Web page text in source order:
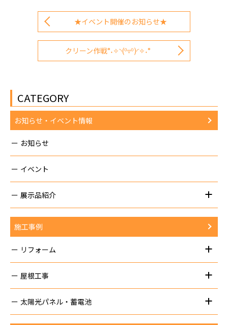
★イベント開催のお知らせ★
クリーン作戦°˖✧◝(⁰▿⁰)◜✧˖°
CATEGORY
お知らせ・イベント情報
お知らせ
イベント
展示品紹介
施工事例
リフォーム
屋根工事
太陽光パネル・蓄電池